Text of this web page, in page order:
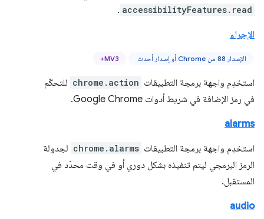
accessibilityFeatures.read
.
الإجراء
الإصدار 88 من Chrome أو إصدار أحدث MV3+
استخدِم واجهة برمجة التطبيقات chrome.action للتحكّم
في رمز الإضافة في شريط أدوات Google Chrome.
alarms
استخدِم واجهة برمجة التطبيقات chrome.alarms لجدولة
الرمز البرمجي ليتم تنفيذه بشكل دوري أو في وقت محدّد في
المستقبل.
audio